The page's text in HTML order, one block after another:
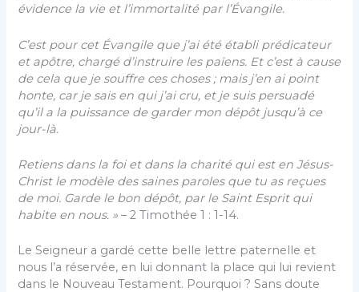
évidence la vie et l’immortalité par l’Évangile.
C’est pour cet Évangile que j’ai été établi prédicateur
et apôtre, chargé d’instruire les païens. Et c’est à cause
de cela que je souffre ces choses ; mais j’en ai point
honte, car je sais en qui j’ai cru, et je suis persuadé
qu’il a la puissance de garder mon dépôt jusqu’à ce
jour-là.
Retiens dans la foi et dans la charité qui est en Jésus-
Christ le modèle des saines paroles que tu as reçues
de moi. Garde le bon dépôt, par le Saint Esprit qui
habite en nous. » – 2 Timothée 1 : 1-14.
Le Seigneur a gardé cette belle lettre paternelle et
nous l’a réservée, en lui donnant la place qui lui revient
dans le Nouveau Testament. Pourquoi ? Sans doute